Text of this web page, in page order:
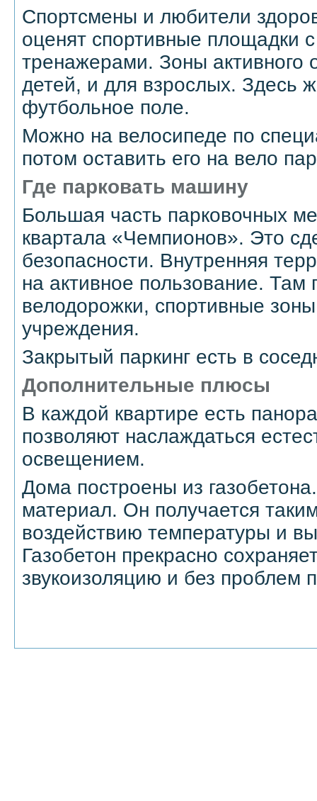
Спортсмены и любители
оценят спортивные площадки
тренажерами. Зоны активного
детей, и для взрослых. Здесь
футбольное поле.
Можно на велосипеде по
потом оставить его на вело
Где парковать машину
Большая часть парковочных
квартала «Чемпионов». Это
безопасности. Внутренняя
на активное пользование.
велодорожки, спортивные
учреждения.
Закрытый паркинг есть в
Дополнительные плюсы
В каждой квартире есть
позволяют наслаждаться
освещением.
Дома построены из
материал. Он получается
воздействию температуры и
Газобетон прекрасно
звукоизоляцию и без проблем